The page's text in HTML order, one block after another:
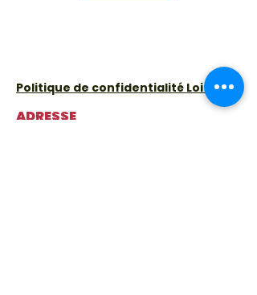
Politique de confidentialité Loi 25
ADRESSE